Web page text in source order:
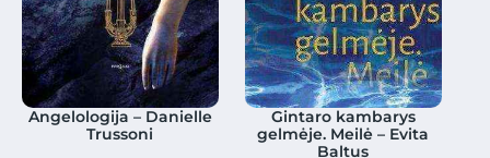
Angelologija – Danielle
Trussoni
Gintaro kambarys
gelmėje. Meilė – Evita
Baltus